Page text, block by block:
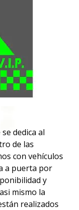
dedica al
de las
con vehículos
a puerta por
y
mismo la
realizados